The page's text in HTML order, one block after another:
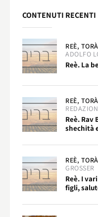
CONTENUTI RECENTI
REÈ, TORÀ
ADOLFO
Reè. La
REÈ, TORÀ
Reè. Rav
shechità
REÈ, TORÀ
GROSSER
Reè. I
figli,